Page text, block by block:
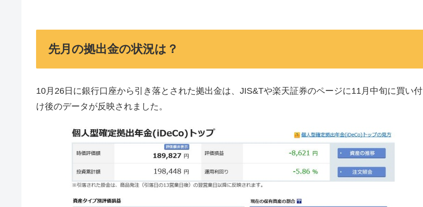
先月の拠出金の状況は？
10月26日に銀行口座から引き落とされた拠出金は、JIS&Tや楽天証券のページに11月中旬に買い付
け後のデータが反映されました。